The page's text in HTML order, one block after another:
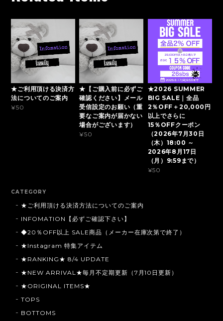
★ご利用頂ける決済方
法についてのご案内
¥50
★【ご購入前に必ずご
確認ください】メール
受信設定のお願い（重
要なご案内が届かない
場合がございます）
¥50
★2026 SUMMER
BIG SALE｜全品
2％OFF＋20,000円
以上でさらに
15％OFFクーポン
（2026年7月30日
（木）18:00 ～
2026年8月17日
（月）9:59まで）
¥50
CATEGORY
★ご利用頂ける決済方法についてのご案内
INFOMATION【必ずご確認下さい】
◆20％OFF以上 SALE商品（メーカー在庫次第で終了）
★Instagram 特集アイテム
★RANKING★ 8/4 UPDATE
★NEW ARRIVAL★毎月不定期更新（7月10日更新）
★ORIGINAL ITEMS★
TOPS
BOTTOMS